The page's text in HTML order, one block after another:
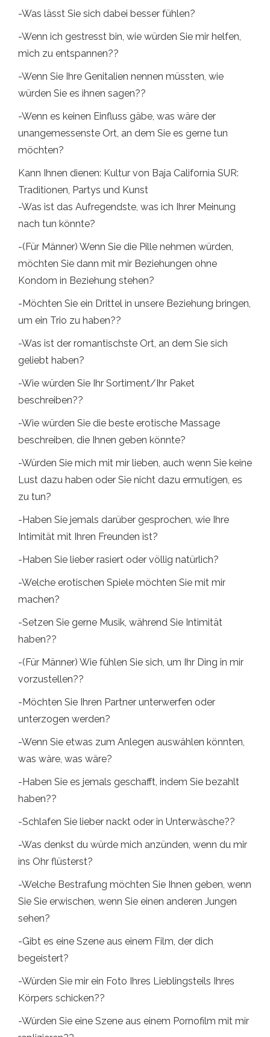
-Was lässt Sie sich dabei besser fühlen?
-Wenn ich gestresst bin, wie würden Sie mir helfen,
mich zu entspannen??
-Wenn Sie Ihre Genitalien nennen müssten, wie
würden Sie es ihnen sagen??
-Wenn es keinen Einfluss gäbe, was wäre der
unangemessenste Ort, an dem Sie es gerne tun
möchten?
Kann Ihnen dienen: Kultur von Baja California SUR:
Traditionen, Partys und Kunst
-Was ist das Aufregendste, was ich Ihrer Meinung
nach tun könnte?
-(Für Männer) Wenn Sie die Pille nehmen würden,
möchten Sie dann mit mir Beziehungen ohne
Kondom in Beziehung stehen?
-Möchten Sie ein Drittel in unsere Beziehung bringen,
um ein Trio zu haben??
-Was ist der romantischste Ort, an dem Sie sich
geliebt haben?
-Wie würden Sie Ihr Sortiment/Ihr Paket
beschreiben??
-Wie würden Sie die beste erotische Massage
beschreiben, die Ihnen geben könnte?
-Würden Sie mich mit mir lieben, auch wenn Sie keine
Lust dazu haben oder Sie nicht dazu ermutigen, es
zu tun?
-Haben Sie jemals darüber gesprochen, wie Ihre
Intimität mit Ihren Freunden ist?
-Haben Sie lieber rasiert oder völlig natürlich?
-Welche erotischen Spiele möchten Sie mit mir
machen?
-Setzen Sie gerne Musik, während Sie Intimität
haben??
-(Für Männer) Wie fühlen Sie sich, um Ihr Ding in mir
vorzustellen??
-Möchten Sie Ihren Partner unterwerfen oder
unterzogen werden?
-Wenn Sie etwas zum Anlegen auswählen könnten,
was wäre, was wäre?
-Haben Sie es jemals geschafft, indem Sie bezahlt
haben??
-Schlafen Sie lieber nackt oder in Unterwäsche??
-Was denkst du würde mich anzünden, wenn du mir
ins Ohr flüsterst?
-Welche Bestrafung möchten Sie Ihnen geben, wenn
Sie Sie erwischen, wenn Sie einen anderen Jungen
sehen?
-Gibt es eine Szene aus einem Film, der dich
begeistert?
-Würden Sie mir ein Foto Ihres Lieblingsteils Ihres
Körpers schicken??
-Würden Sie eine Szene aus einem Pornofilm mit mir